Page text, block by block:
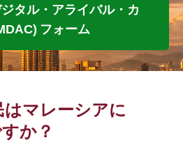
タル・アライバル・カ
フォーム
マレーシアに
か？